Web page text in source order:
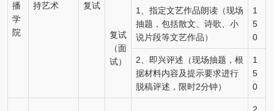
播
学
院
持艺术
复试
复试
（面
试）
1、指定文艺作品朗读（现场
抽题，包括散文、诗歌、小
说片段等文艺作品）
1
5
0
2、即兴评述（现场抽题，根
据材料内容及提示要求进行
脱稿评述，限时2分钟）
1
5
0